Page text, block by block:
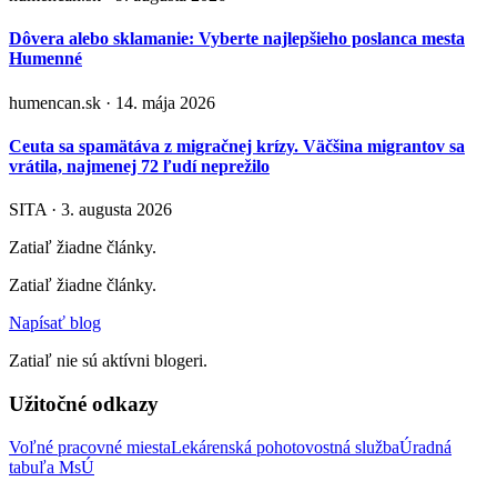
Dôvera alebo sklamanie: Vyberte najlepšieho poslanca mesta
Humenné
humencan.sk · 14. mája 2026
Ceuta sa spamätáva z migračnej krízy. Väčšina migrantov sa
vrátila, najmenej 72 ľudí neprežilo
SITA · 3. augusta 2026
Zatiaľ žiadne články.
Zatiaľ žiadne články.
Napísať blog
Zatiaľ nie sú aktívni blogeri.
Užitočné odkazy
Voľné pracovné miestaLekárenská pohotovostná službaÚradná
tabuľa MsÚ